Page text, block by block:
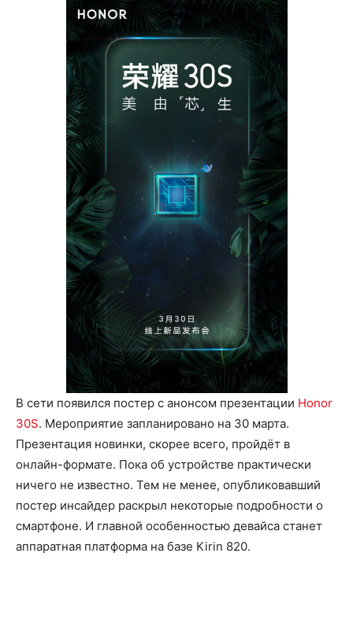
В сети появился постер с анонсом презентации Honor
30S. Мероприятие запланировано на 30 марта.
Презентация новинки, скорее всего, пройдёт в
онлайн-формате. Пока об устройстве практически
ничего не известно. Тем не менее, опубликовавший
постер инсайдер раскрыл некоторые подробности о
смартфоне. И главной особенностью девайса станет
аппаратная платформа на базе Kirin 820.